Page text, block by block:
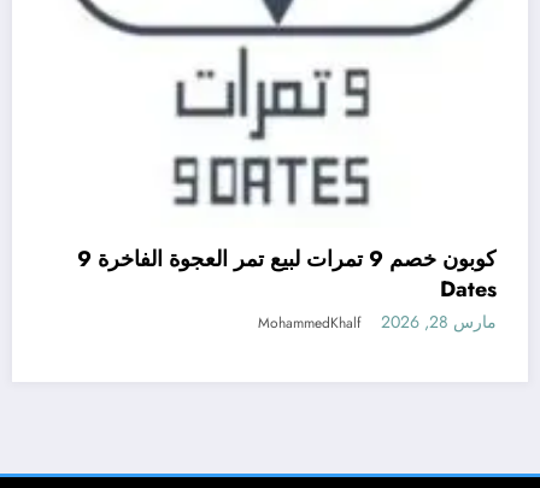
كوبون خصم 9 تمرات لبيع تمر العجوة الفاخرة 9
Dates
مارس 28, 2026 MohammedKhalf